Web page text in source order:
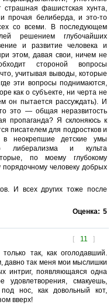
фашистская хунта,
прочая белиберда, и это-то
со всеми. В последующем
решением глубочайших
и развитие человека и
этом, давая свои, ничем не
стороной вопросы
учитывая выводы, которые
эти вопросы поднимаются,
как о субъекте, ни черта не
он пытается рассуждать). И
это — общая неразвитость
пропаганда? Я склоняюсь к
писателем для подростков и
неокрепшие детские умы
либерализма и культа
по моему глубокому
человеку добрых
И всех других тоже после
Оценка: 5
[ 11 ]
так, как оголодавший.
давно так меня мои мыслишки
интриг, появляющаяся одна
удовлетворения, смакуешь,
нос, как довольный кот,
вверх!